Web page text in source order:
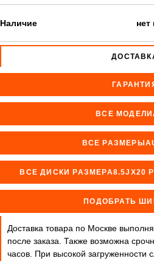
Наличие нет
ВСЕ
ВСЕ
ВСЕ ДИСКИ РАЗМЕРА8.5JX20
ПОДОБРАТЬ
Доставка товара по Москве
после заказа. Также возможна
часов. При высокой загруженности